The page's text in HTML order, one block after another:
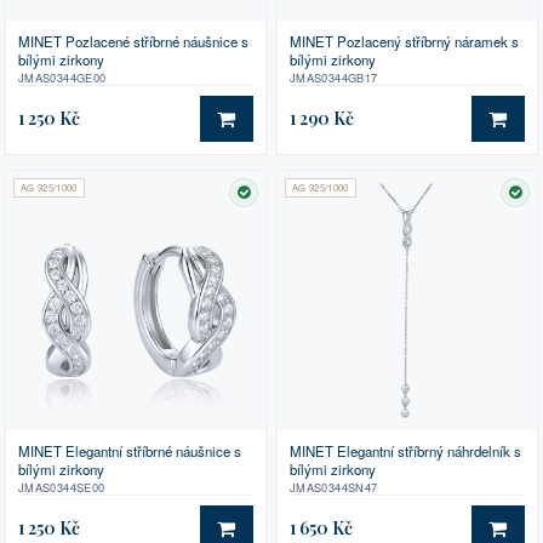
MINET Pozlacené stříbrné náušnice s
bílými zirkony
JMAS0344GE00
1 250 Kč DO KOŠÍKU
MINET Pozlacený stříbrný náramek s
bílými zirkony
JMAS0344GB17
1 290 Kč DO
AG 925/1000
SKLADEM
MINET Elegantní stříbrné náušnice s
bílými zirkony
JMAS0344SE00
1 250 Kč DO KOŠÍKU
AG 925/1000
MINET Elegantní stříbrný náhrdelník s
bílými zirkony
JMAS0344SN47
1 650 Kč DO